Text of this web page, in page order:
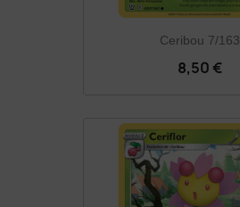
Ceribou 7/163
8,50 €